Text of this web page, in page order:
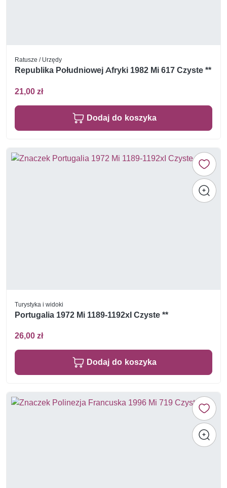
Ratusze / Urzędy
Republika Południowej Afryki 1982 Mi 617 Czyste **
21,00 zł
Dodaj do koszyka
Turystyka i widoki
Portugalia 1972 Mi 1189-1192xI Czyste **
26,00 zł
Dodaj do koszyka